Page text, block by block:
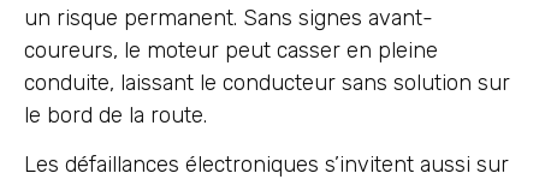
un risque permanent. Sans signes avant-
coureurs, le moteur peut casser en pleine
conduite, laissant le conducteur sans solution sur
le bord de la route.
Les défaillances électroniques s’invitent aussi sur